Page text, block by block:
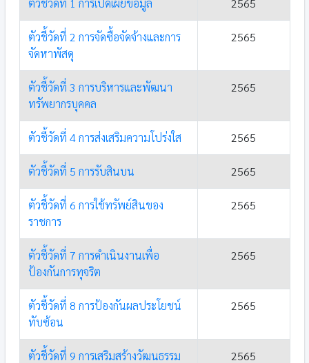
ตัวชี้วัดที่ 1 การเปิดเผยข้อมูล 2565
ตัวชี้วัดที่ 2 การจัดซื้อจัดจ้างและการ
จัดหาพัสดุ
2565
ตัวชี้วัดที่ 3 การบริหารและพัฒนา
ทรัพยากรบุคคล
2565
ตัวชี้วัดที่ 4 การส่งเสริมความโปร่งใส 2565
ตัวชี้วัดที่ 5 การรับสินบน 2565
ตัวชี้วัดที่ 6 การใช้ทรัพย์สินของ
ราชการ
2565
ตัวชี้วัดที่ 7 การดำเนินงานเพื่อ
ป้องกันการทุจริต
2565
ตัวชี้วัดที่ 8 การป้องกันผลประโยชน์
ทับซ้อน
2565
ตัวชี้วัดที่ 9 การเสริมสร้างวัฒนธรรม 2565